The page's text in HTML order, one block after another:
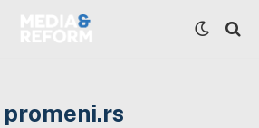
promeni.rs